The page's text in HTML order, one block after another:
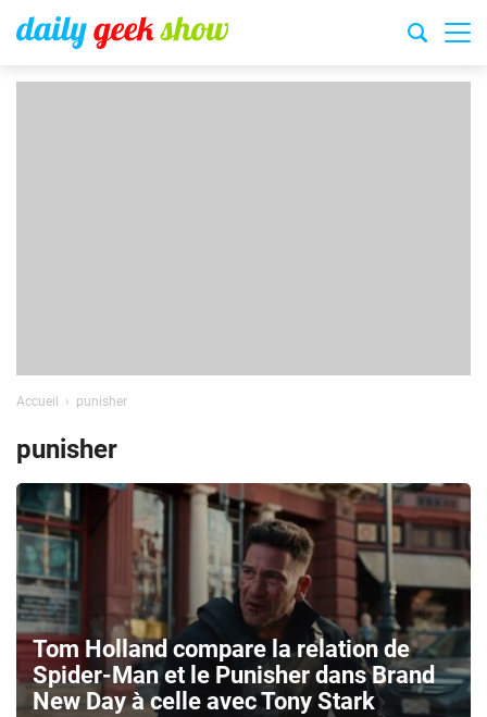
Accueil punisher
punisher
Tom Holland compare la relation de
Spider-Man et le Punisher dans Brand
New Day à celle avec Tony Stark